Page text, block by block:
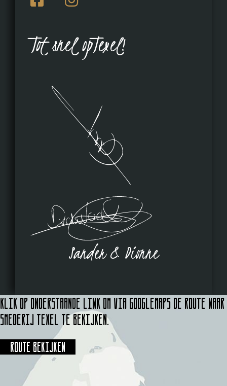
Tot snel opTexel!
Sander & Dionne
Klik op onderstaande link om via Googlemaps de route naar
Smederij Texel te bekijken.
Route bekijken